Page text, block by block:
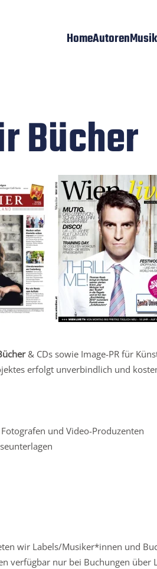
HomeAutorenMusik
Bücher
& CDs sowie Image-PR für
erfolgt unverbindlich und
und Video-Produzenten
wir Labels/Musiker*innen und
verfügbar nur bei Buchungen